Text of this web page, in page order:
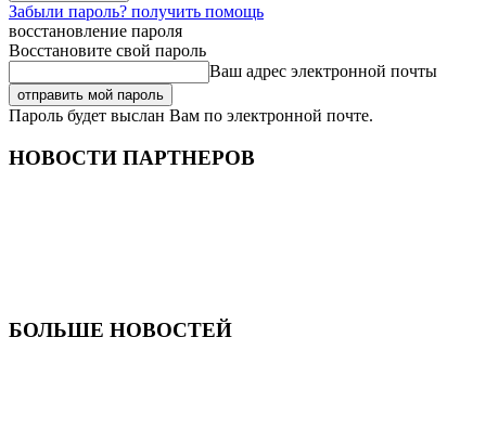
Забыли пароль? получить помощь
восстановление пароля
Восстановите свой пароль
Ваш адрес электронной почты
Пароль будет выслан Вам по электронной почте.
НОВОСТИ ПАРТНЕРОВ
БОЛЬШЕ НОВОСТЕЙ